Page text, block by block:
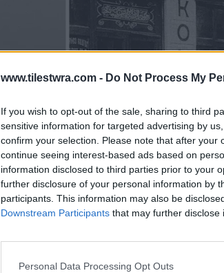
www.tilestwra.com - Do Not Process My
If you wish to opt-out of the sale, sharing to third
sensitive information for targeted advertising by
confirm your selection. Please note that after your
continue seeing interest-based ads based on
information disclosed to third parties prior to your
further disclosure of your personal information by
participants. This information may also be
Downstream Participants that may further disclose
Personal Data Processing Opt Outs